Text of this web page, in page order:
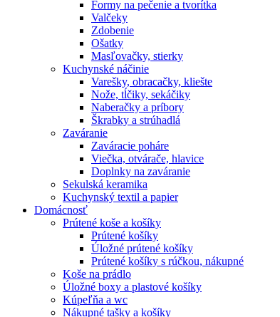
Formy na pečenie a tvorítka
Valčeky
Zdobenie
Ošatky
Masľovačky, stierky
Kuchynské náčinie
Varešky, obracačky, kliešte
Nože, tĺčiky, sekáčiky
Naberačky a príbory
Škrabky a strúhadlá
Zaváranie
Zaváracie poháre
Viečka, otvárače, hlavice
Doplnky na zaváranie
Sekulská keramika
Kuchynský textil a papier
Domácnosť
Prútené koše a košíky
Prútené košíky
Úložné prútené košíky
Prútené košíky s rúčkou, nákupné
Koše na prádlo
Úložné boxy a plastové košíky
Kúpeľňa a wc
Nákupné tašky a košíky